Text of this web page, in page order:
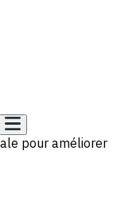
pour améliorer